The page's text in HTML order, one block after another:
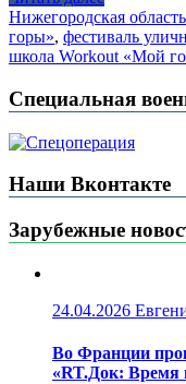
Нижегородская область
горы», фестиваль
школа Workout «Мой
Специальная
Наши Вконтакте
Зарубежные
24.04.2026
Во Франции
«RT.Док: Время